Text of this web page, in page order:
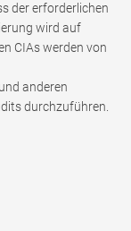
der erforderlichen
wird auf
CIAs werden von
anderen
durchzuführen.